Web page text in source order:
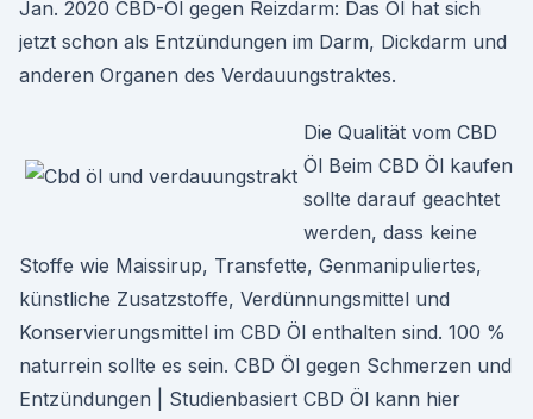
Jan. 2020 CBD-Öl gegen Reizdarm: Das Öl hat sich
jetzt schon als Entzündungen im Darm, Dickdarm und
anderen Organen des Verdauungstraktes.
Die Qualität vom CBD
Öl Beim CBD Öl kaufen
sollte darauf geachtet
werden, dass keine
Stoffe wie Maissirup, Transfette, Genmanipuliertes,
künstliche Zusatzstoffe, Verdünnungsmittel und
Konservierungsmittel im CBD Öl enthalten sind. 100 %
naturrein sollte es sein. CBD Öl gegen Schmerzen und
Entzündungen | Studienbasiert CBD Öl kann hier